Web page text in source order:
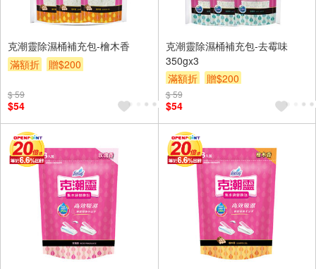
克潮靈除濕桶補充包-檜木香
滿額折
贈$200
$ 59
$54
克潮靈除濕桶補充包-去霉味
350gx3
滿額折
贈$200
$ 59
$54